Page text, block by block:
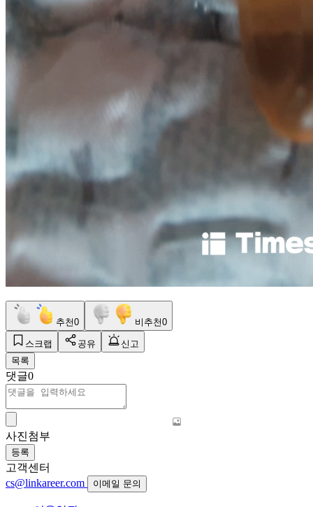
추천0 비추천0
스크랩 공유
신고
목록
댓글0
사진첨부
등록
고객센터
cs@linkareer.com
이메일 문의